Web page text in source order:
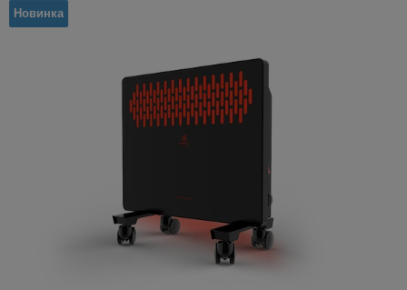
Новинка